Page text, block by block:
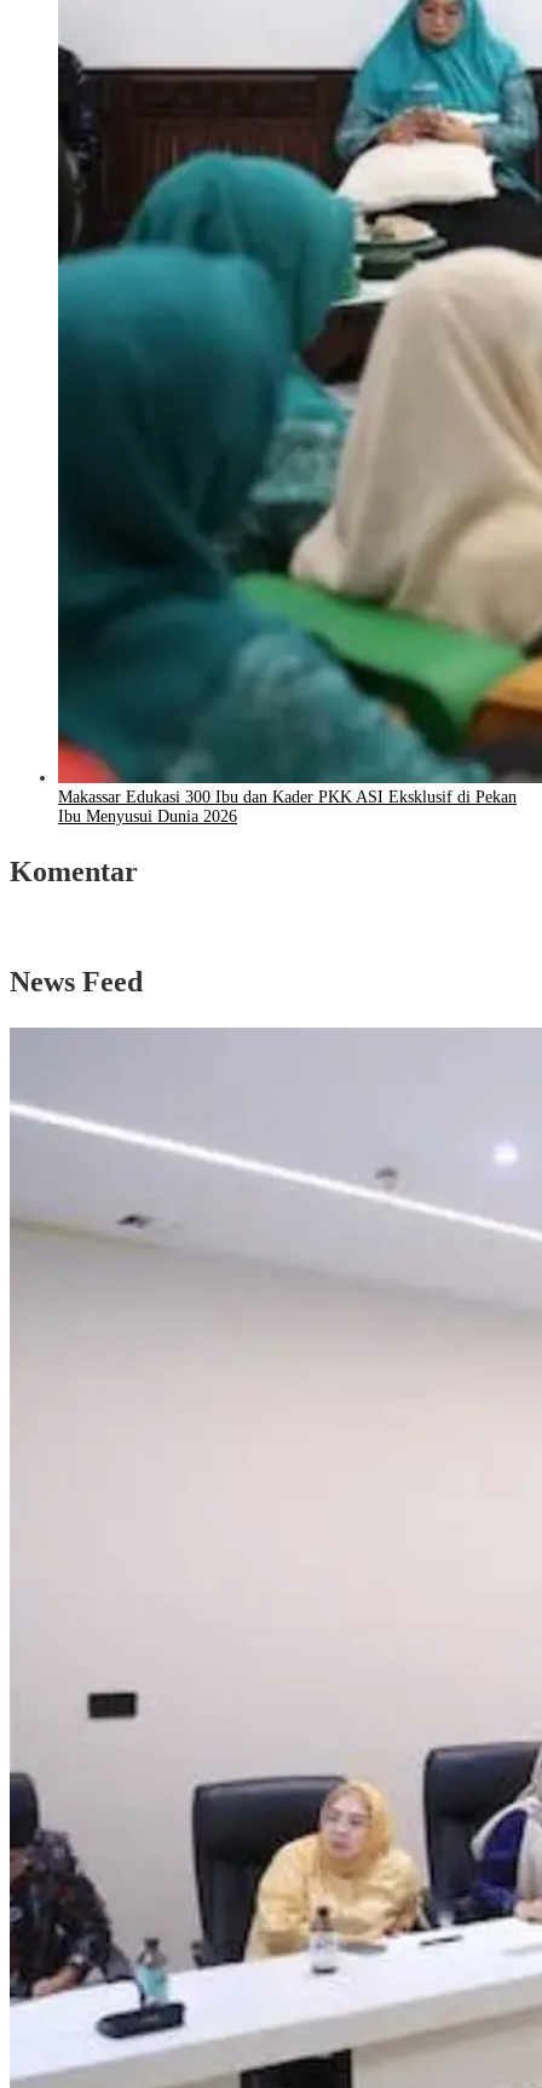
Makassar Edukasi 300 Ibu dan Kader PKK ASI Eksklusif di Pekan
Ibu Menyusui Dunia 2026
Komentar
News Feed